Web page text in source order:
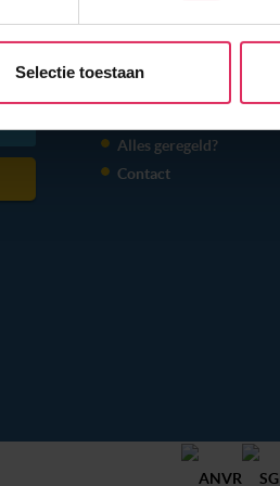
analyseren. Ook delen we
adverteren en analyse.
knop linksonder in beeld
of je die wel of niet wilt
Selectie toestaanINFORMATIE
Alles geregeld?
Contact